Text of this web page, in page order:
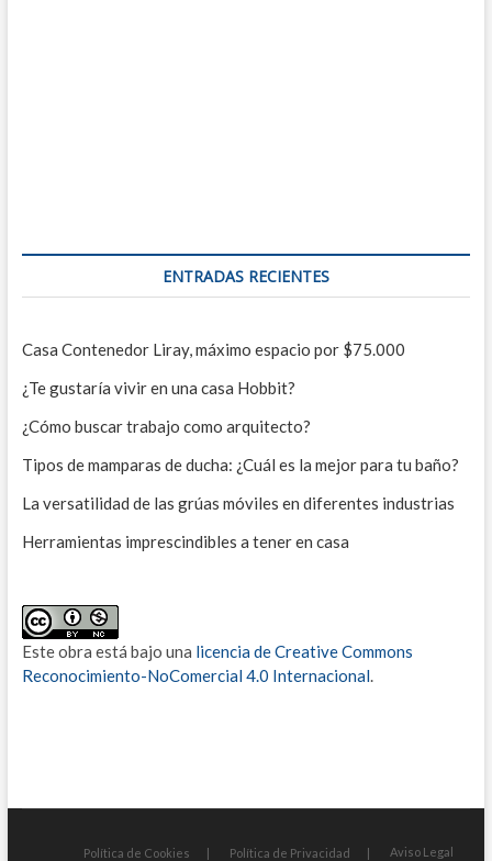
ENTRADAS RECIENTES
Casa Contenedor Liray, máximo espacio por $75.000
¿Te gustaría vivir en una casa Hobbit?
¿Cómo buscar trabajo como arquitecto?
Tipos de mamparas de ducha: ¿Cuál es la mejor para tu baño?
La versatilidad de las grúas móviles en diferentes industrias
Herramientas imprescindibles a tener en casa
Este obra está bajo una licencia de Creative Commons
Reconocimiento-NoComercial 4.0 Internacional.
Política de Cookies Política de Privacidad Aviso Legal